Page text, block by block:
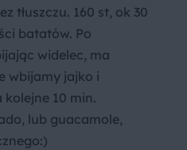
tłuszczu. 160 st, ok 30
batatów. Po
widelec, ma
wbijamy jajko i
10 min.
lub guacamole,